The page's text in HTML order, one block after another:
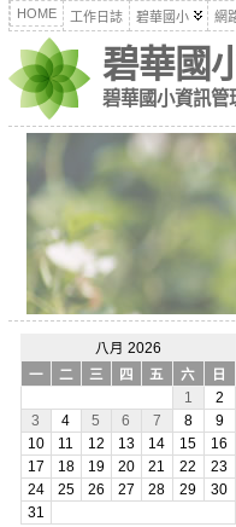
HOME 工作日誌 碧華國小 網
碧華國
碧華國小資訊管
八月 2026
一
二 三 四 五 六
日
1
2
3
4 5 6 7 8
9
10
11 12 13 14 15
16
17
18 19 20 21 22
23
24
25 26 27 28 29
30
31